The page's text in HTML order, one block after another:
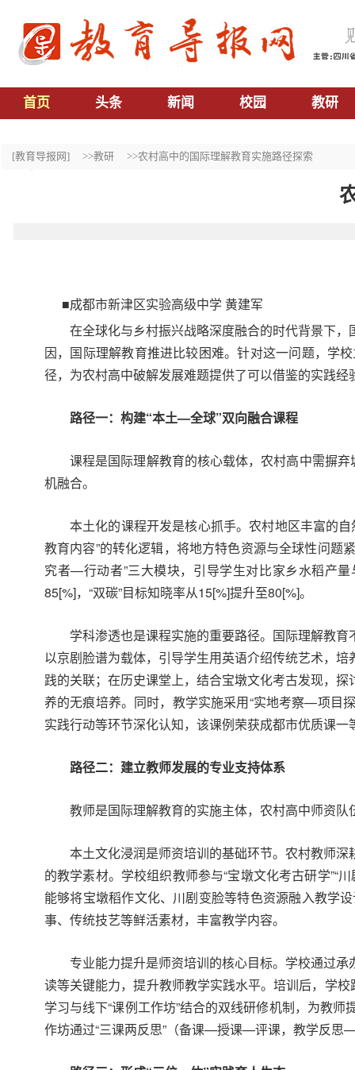
首页 头条 新闻 校园 教研
[教育导报网] >>教研 >>农村高中的国际理解教育实施路径探索
■成都市新津区实验高级中学 黄建军
在全球化与乡村振兴战略深度融合的时代背景下
因，国际理解教育推进比较困难。针对这一问题，学
径，为农村高中破解发展难题提供了可以借鉴的实践经
路径一： 构建“本土—全球”双向融合课程
课程是国际理解教育的核心载体，农村高中需摒
机融合。
本土化的课程开发是核心抓手。农村地区丰富的
教育内容”的转化逻辑，将地方特色资源与全球性问
究者—行动者”三大模块，引导学生对比家乡水稻产
85[%]，“双碳”目标知晓率从15[%]提升至80[%]。
学科渗透也是课程实施的重要路径。国际理解教
以京剧脸谱为载体，引导学生用英语介绍传统艺术，
践的关联；在历史课堂上，结合宝墩文化考古发现，
养的无痕培养。同时，教学实施采用“实地考察—项目
实践行动等环节深化认知，该课例荣获成都市优质课一
路径二： 建立教师发展的专业支持体系
教师是国际理解教育的实施主体，农村高中师资
本土文化浸润是师资培训的基础环节。农村教师
的教学素材。学校组织教师参与“宝墩文化考古研学”“
能够将宝墩稻作文化、川剧变脸等特色资源融入教学
事、传统技艺等鲜活素材，丰富教学内容。
专业能力提升是师资培训的核心目标。学校通过
读等关键能力，提升教师教学实践水平。培训后，学
学习与线下“课例工作坊”结合的双线研修机制，为教
作坊通过“三课两反思”（备课—授课—评课，教学反思